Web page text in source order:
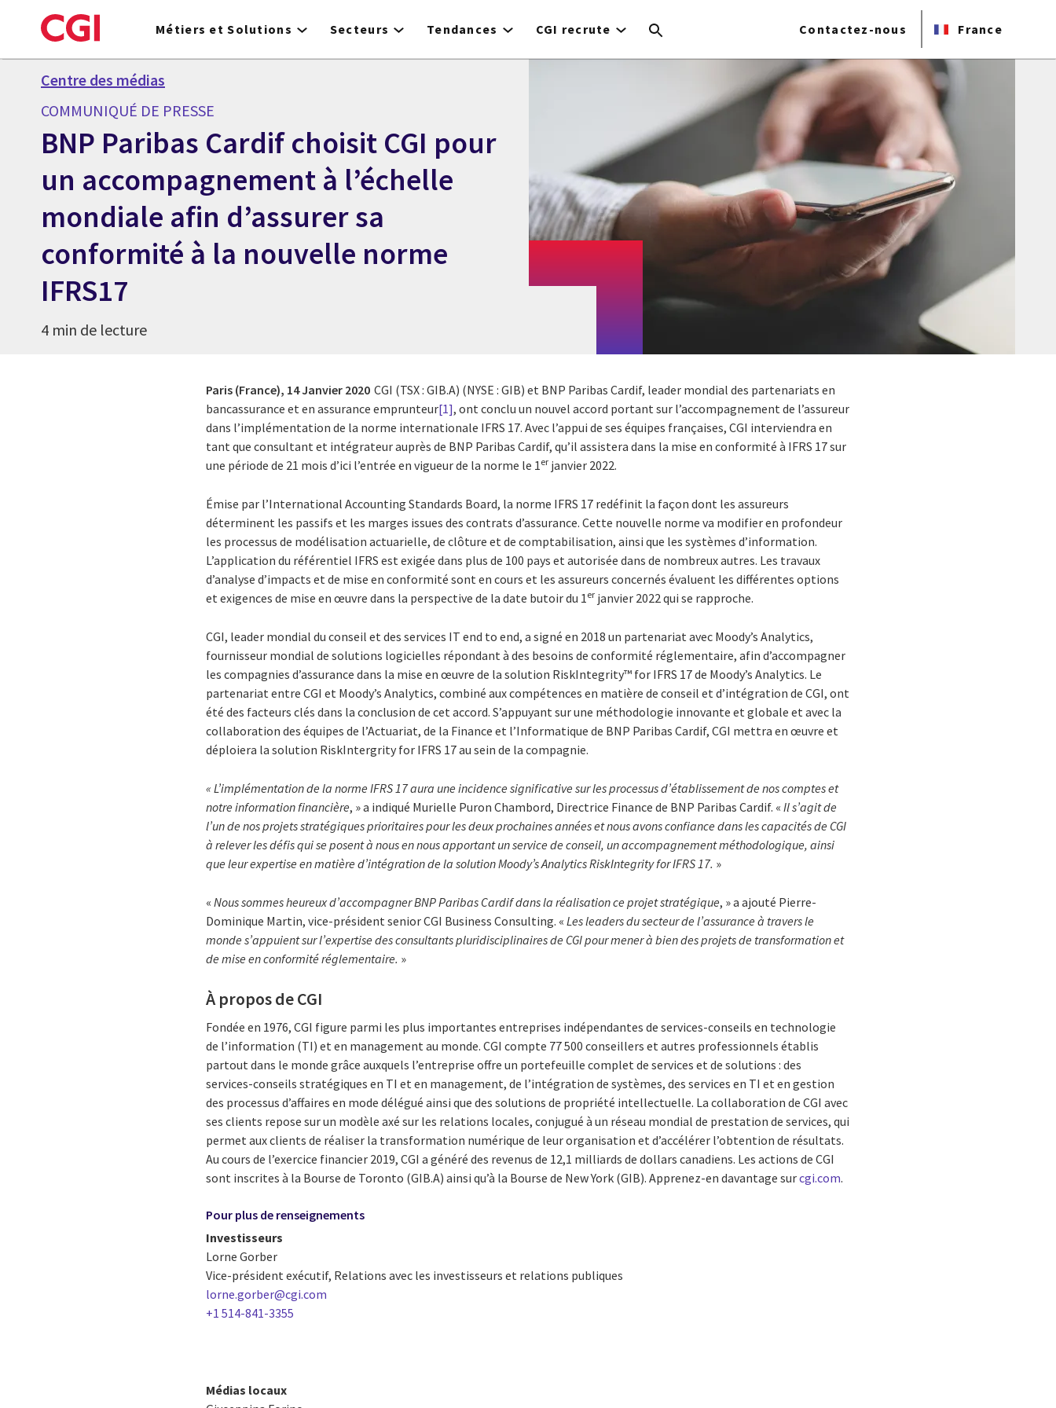
to
Métiers et Solutions Secteurs Tendances CGI recrute Contactez-nous France
Centre des médias
COMMUNIQUÉ DE PRESSE
BNP Paribas Cardif choisit CGI pour
un accompagnement à l’échelle
mondiale afin d’assurer sa
conformité à la nouvelle norme
IFRS17
4 min de lecture
Paris (France), 14 Janvier 2020 CGI (TSX : GIB.A) (NYSE : GIB) et BNP Paribas Cardif, leader mondial des partenariats en
bancassurance et en assurance emprunteur[1], ont conclu un nouvel accord portant sur l’accompagnement de l’assureur
dans l’implémentation de la norme internationale IFRS 17. Avec l’appui de ses équipes françaises, CGI interviendra en
tant que consultant et intégrateur auprès de BNP Paribas Cardif, qu’il assistera dans la mise en conformité à IFRS 17 sur
une période de 21 mois d’ici l’entrée en vigueur de la norme le 1er janvier 2022.
Émise par l’International Accounting Standards Board, la norme IFRS 17 redéfinit la façon dont les assureurs
déterminent les passifs et les marges issues des contrats d’assurance. Cette nouvelle norme va modifier en profondeur
les processus de modélisation actuarielle, de clôture et de comptabilisation, ainsi que les systèmes d’information.
L’application du référentiel IFRS est exigée dans plus de 100 pays et autorisée dans de nombreux autres. Les travaux
d’analyse d’impacts et de mise en conformité sont en cours et les assureurs concernés évaluent les différentes options
et exigences de mise en œuvre dans la perspective de la date butoir du 1er janvier 2022 qui se rapproche.
CGI, leader mondial du conseil et des services IT end to end, a signé en 2018 un partenariat avec Moody’s Analytics,
fournisseur mondial de solutions logicielles répondant à des besoins de conformité réglementaire, afin d’accompagner
les compagnies d’assurance dans la mise en œuvre de la solution RiskIntegrity™ for IFRS 17 de Moody’s Analytics. Le
partenariat entre CGI et Moody’s Analytics, combiné aux compétences en matière de conseil et d’intégration de CGI, ont
été des facteurs clés dans la conclusion de cet accord. S’appuyant sur une méthodologie innovante et globale et avec la
collaboration des équipes de l’Actuariat, de la Finance et l’Informatique de BNP Paribas Cardif, CGI mettra en œuvre et
déploiera la solution RiskIntergrity for IFRS 17 au sein de la compagnie.
« L’implémentation de la norme IFRS 17 aura une incidence significative sur les processus d’établissement de nos comptes et
notre information financière, » a indiqué Murielle Puron Chambord, Directrice Finance de BNP Paribas Cardif. «Il s’agit de
l’un de nos projets stratégiques prioritaires pour les deux prochaines années et nous avons confiance dans les capacités de CGI
à relever les défis qui se posent à nous en nous apportant unservice de conseil, un accompagnement méthodologique, ainsi
que leur expertise en matière d’intégration de la solution Moody’s Analytics RiskIntegrity for IFRS 17. »
«Nous sommes heureux d’accompagner BNP Paribas Cardif dans la réalisation ce projet stratégique, » a ajouté Pierre-
Dominique Martin, vice-président senior CGI Business Consulting. «Les leaders du secteur de l’assurance à travers le
monde s’appuient sur l’expertise des consultants pluridisciplinaires de CGI pour mener à bien des projets de transformation et
de mise en conformité réglementaire. »
À propos de CGI
Fondée en 1976, CGI figure parmi les plus importantes entreprises indépendantes de services-conseils en technologie
de l’information (TI) et en management au monde. CGI compte 77 500 conseillers et autres professionnels établis
partout dans le monde grâce auxquels l’entreprise offre un portefeuille complet de services et de solutions : des
services-conseils stratégiques en TI et en management, de l’intégration de systèmes, des services en TI et en gestion
des processus d’affaires en mode délégué ainsi que des solutions de propriété intellectuelle. La collaboration de CGI avec
ses clients repose sur un modèle axé sur les relations locales, conjugué à un réseau mondial de prestation de services, qui
permet aux clients de réaliser la transformation numérique de leur organisation et d’accélérer l’obtention de résultats.
Au cours de l’exercice financier 2019, CGI a généré des revenus de 12,1 milliards de dollars canadiens. Les actions de CGI
sont inscrites à la Bourse de Toronto (GIB.A) ainsi qu’à la Bourse de New York (GIB). Apprenez-en davantage surcgi.com.
Pour plus de renseignements
Investisseurs
Lorne Gorber
Vice-président exécutif, Relations avec les investisseurs et relations publiques
lorne.gorber@cgi.com
+1 514-841-3355
Médias locaux